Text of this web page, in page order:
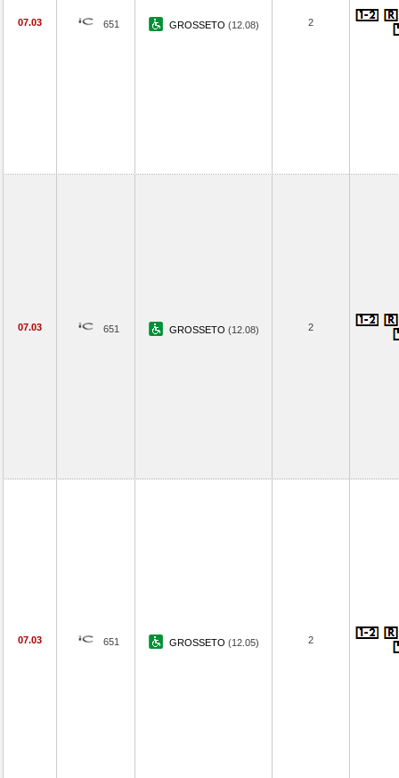
07.03 651 GROSSETO (12.08) 2
07.03 651 GROSSETO (12.08) 2
07.03 651 GROSSETO (12.05) 2